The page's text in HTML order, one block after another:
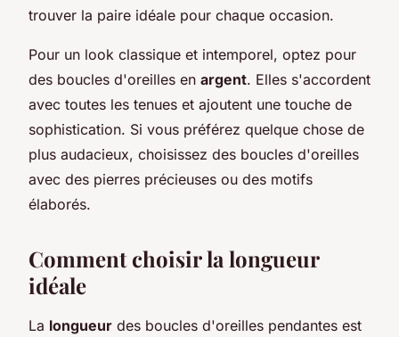
trouver la paire idéale pour chaque occasion.
Pour un look classique et intemporel, optez pour
des boucles d'oreilles en argent. Elles s'accordent
avec toutes les tenues et ajoutent une touche de
sophistication. Si vous préférez quelque chose de
plus audacieux, choisissez des boucles d'oreilles
avec des pierres précieuses ou des motifs
élaborés.
Comment choisir la longueur
idéale
La longueur des boucles d'oreilles pendantes est